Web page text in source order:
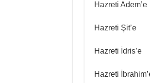
Hazreti
Hazreti
Hazreti
Hazreti